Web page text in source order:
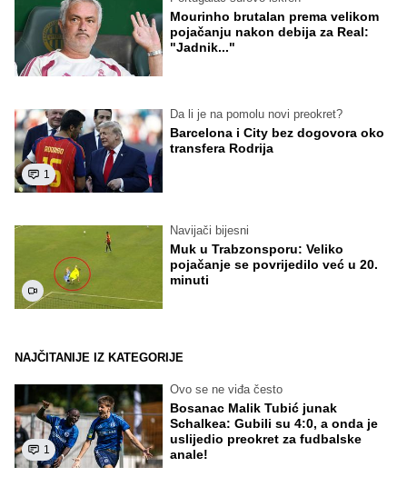
Mourinho brutalan prema velikom
pojačanju nakon debija za Real:
"Jadnik..."
1
Da li je na pomolu novi preokret?
Barcelona i City bez dogovora oko
transfera Rodrija
Navijači bijesni
Muk u Trabzonsporu: Veliko
pojačanje se povrijedilo već u 20.
minuti
NAJČITANIJE IZ KATEGORIJE
1
Ovo se ne viđa često
Bosanac Malik Tubić junak
Schalkea: Gubili su 4:0, a onda je
uslijedio preokret za fudbalske
anale!